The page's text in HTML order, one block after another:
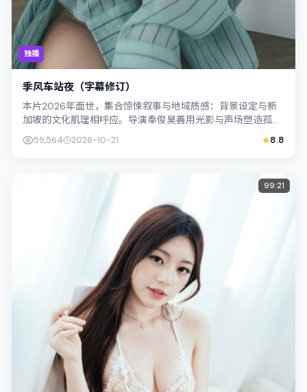
独播
季风车站夜（字幕修订）
本片2026年面世，集合惊悚叙事与地域质感：背景设定与新
加坡的文化肌理相呼应。导演奉俊昊善用光影与声场塑造孤独
感，陈湘琪饰演角色的抉择牵动观众情...
59,564 2026-10-21 8.8
99:21